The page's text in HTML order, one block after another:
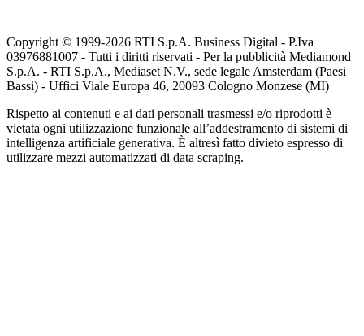
Copyright © 1999-2026 RTI S.p.A. Business Digital - P.Iva
03976881007 - Tutti i diritti riservati - Per la pubblicità Mediamond
S.p.A. - RTI S.p.A., Mediaset N.V., sede legale Amsterdam (Paesi
Bassi) - Uffici Viale Europa 46, 20093 Cologno Monzese (MI)
Rispetto ai contenuti e ai dati personali trasmessi e/o riprodotti è
vietata ogni utilizzazione funzionale all’addestramento di sistemi di
intelligenza artificiale generativa. È altresì fatto divieto espresso di
utilizzare mezzi automatizzati di data scraping.